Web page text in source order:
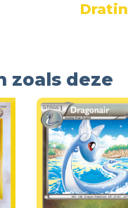
zoals deze